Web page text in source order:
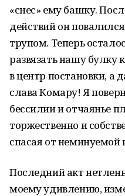
«снес» ему башку.
действий он
трупом. Теперь
развязать нашу булку
в центр постановки, а
слава Комару! Я
бессилии и отчаянье
торжественно и
спасая от неминуемой
Последний акт
моему удивлению,